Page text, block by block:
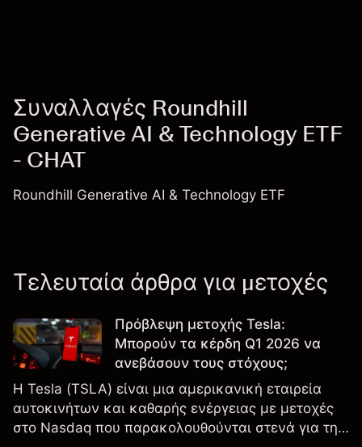
Συναλλαγές Roundhill
Generative AI & Technology ETF
- CHAT
Roundhill Generative AI & Technology ETF
Τελευταία άρθρα για μετοχές
Πρόβλεψη μετοχής Tesla:
Μπορούν τα κέρδη Q1 2026 να
ανεβάσουν τους στόχους;
Η Tesla (TSLA) είναι μια αμερικανική εταιρεία
αυτοκινήτων και καθαρής ενέργειας με μετοχές
στο Nasdaq που παρακολουθούνται στενά για την